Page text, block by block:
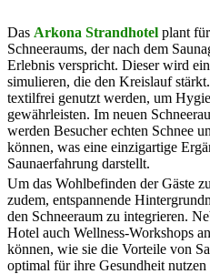
Das Arkona Strandhotel plant
Schneeraums, der nach dem
Erlebnis verspricht. Dieser wird
simulieren, die den Kreislauf
textilfrei genutzt werden, um
gewährleisten​​. Im neuen
werden Besucher echten Schnee
können, was eine einzigartige
Saunaerfahrung darstellt.
Um das Wohlbefinden der Gäste
zudem, entspannende
den Schneeraum zu integrieren.
Hotel auch Wellness-Workshops
können, wie sie die Vorteile von
optimal für ihre Gesundheit nutzen